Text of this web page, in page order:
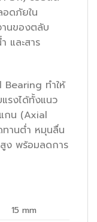
อดภัยใน
านของตลับ
และสาร
Bearing ทำให้
รงได้ทั้งแนว
กน (Axial
ทานต่ำ หมุนลื่น
สูง พร้อมลดการ
15 mm